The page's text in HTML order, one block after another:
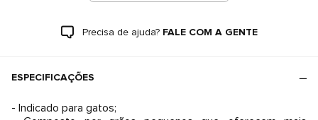
Precisa de ajuda? FALE COM A GENTE
ESPECIFICAÇÕES
- Indicado para gatos;